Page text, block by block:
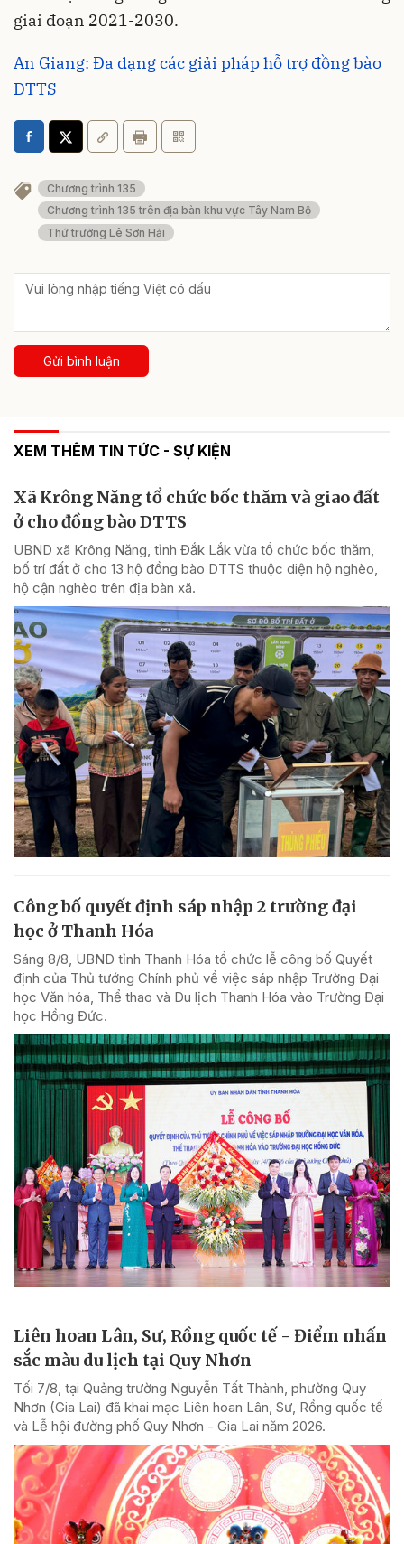
giai đoạn 2021-2030.
An Giang: Đa dạng các giải pháp hỗ trợ đồng bào
DTTS
Chương trình 135
Chương trình 135 trên địa bàn khu vực Tây Nam Bộ
Thứ trưởng Lê Sơn Hải
Gửi bình luận
XEM THÊM TIN TỨC - SỰ KIỆN
Xã Krông Năng tổ chức bốc thăm và giao đất
ở cho đồng bào DTTS
UBND xã Krông Năng, tỉnh Đắk Lắk vừa tổ chức bốc thăm,
bố trí đất ở cho 13 hộ đồng bào DTTS thuộc diện hộ nghèo,
hộ cận nghèo trên địa bàn xã.
Công bố quyết định sáp nhập 2 trường đại
học ở Thanh Hóa
Sáng 8/8, UBND tỉnh Thanh Hóa tổ chức lễ công bố Quyết
định của Thủ tướng Chính phủ về việc sáp nhập Trường Đại
học Văn hóa, Thể thao và Du lịch Thanh Hóa vào Trường Đại
học Hồng Đức.
Liên hoan Lân, Sư, Rồng quốc tế - Điểm nhấn
sắc màu du lịch tại Quy Nhơn
Tối 7/8, tại Quảng trường Nguyễn Tất Thành, phường Quy
Nhơn (Gia Lai) đã khai mạc Liên hoan Lân, Sư, Rồng quốc tế
và Lễ hội đường phố Quy Nhơn - Gia Lai năm 2026.